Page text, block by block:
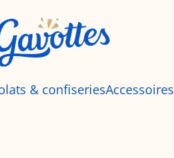
& confiseriesAccessoires